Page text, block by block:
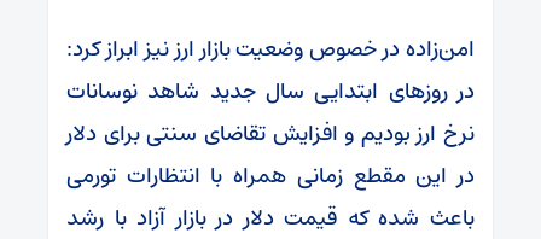
امن‌زاده در خصوص وضعیت بازار ارز نیز ابراز کرد:
در روزهای ابتدایی سال جدید شاهد نوسانات
نرخ ارز بودیم و افزایش تقاضای سنتی برای دلار
در این مقطع زمانی همراه با انتظارات تورمی
باعث شده که قیمت دلار در بازار آزاد با رشد